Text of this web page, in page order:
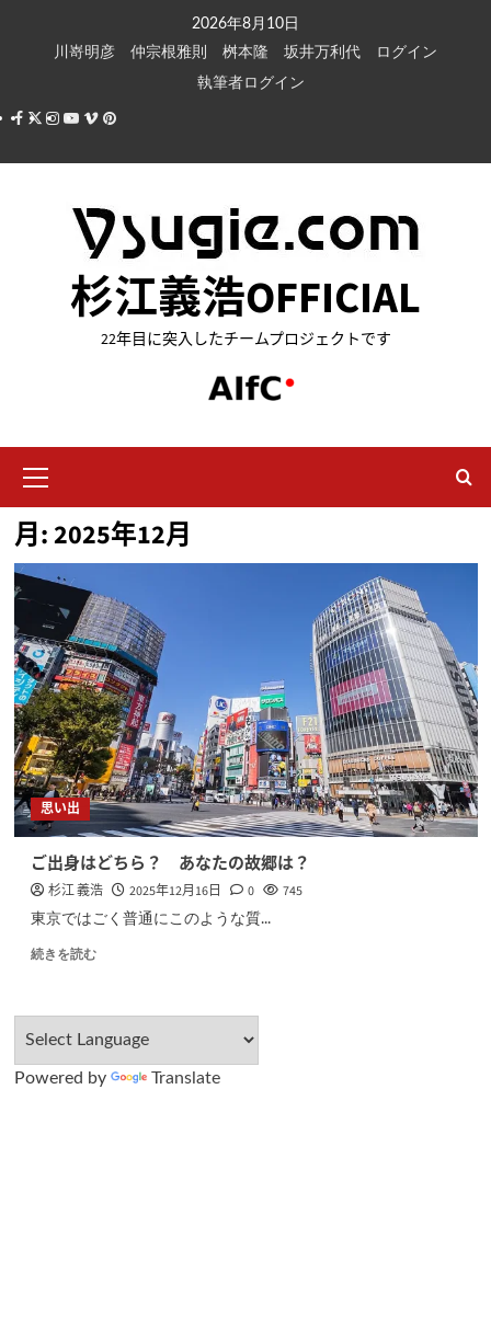
キ
2026年8月10日
川嵜明彦
仲宗根雅則 桝本隆 坂井万利代
ログイン
執筆者ログイン
Facebook
X Instagram
Youtube
VimeoPinterest
杉江義浩OFFICIAL
22年目に突入したチームプロジェクトです
イ
ン
メ
ュ
ー
月:2025年12月
思い出
ご出身はどちら？ あなたの故郷は？
杉江 義浩 2025年12月16日 0 745
東京ではごく普通にこのような質...
続きを読む
Powered by Translate